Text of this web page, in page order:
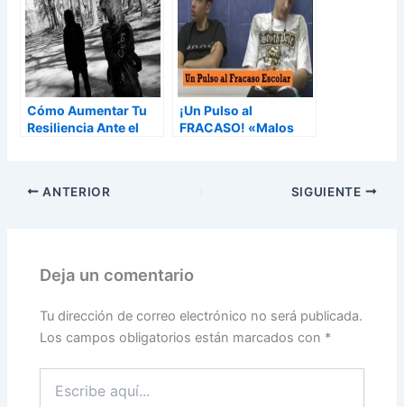
Cómo Aumentar Tu
Resiliencia Ante el
¡Un Pulso al
FRACASO! «Malos
ANTERIOR SIGUIENTE
Deja un comentario
Tu dirección de correo electrónico no será publicada.
Los campos obligatorios están marcados con *
aquí...